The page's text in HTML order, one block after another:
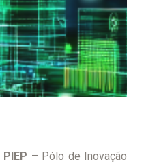
PIEP – Pólo de Inovação